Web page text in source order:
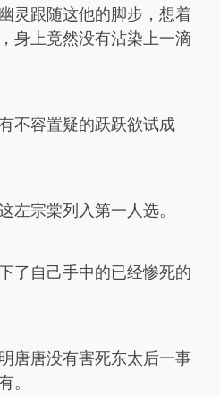
灵跟随这他的脚步，想着
身上竟然没有沾染上一滴
不容置疑的跃跃欲试成
左宗棠列入第一人选。
了自己手中的已经惨死的
唐唐没有害死东太后一事
。